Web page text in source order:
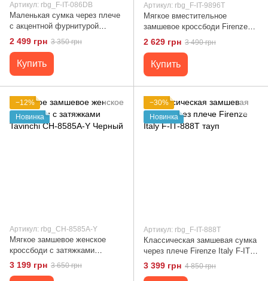
Артикул: rbg_F-IT-086DB
Маленькая сумка через плече
с акцентной фурнитурой
Firenze Italy F-IT-086DB
Коричневый
2 499 грн 3 350 грн
Купить
Артикул: rbg_F-IT-9896T
Мягкое вместительное
замшевое кроссбоди Firenze
Italy F-IT-9896T тауп
2 629 грн 3 490 грн
Купить
−12%
Новинка
Артикул: rbg_CH-8585A-Y
Мягкое замшевое женское
кроссбоди с затяжками
Tavinchi CH-8585A-Y Черный
3 199 грн 3 650 грн
−30%
Новинка
Артикул: rbg_F-IT-888T
Классическая замшевая сумка
через плече Firenze Italy F-IT-
888T тауп
3 399 грн 4 850 грн